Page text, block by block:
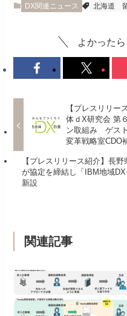
DX関連ニュース 北海道
よかった
【プレスリリー
体ｄX研究会 第
ン取組み ゲス
変革戦略室CDO
【プレスリリース紹介】長
が協定を締結し「IBM地域
新設
関連記事